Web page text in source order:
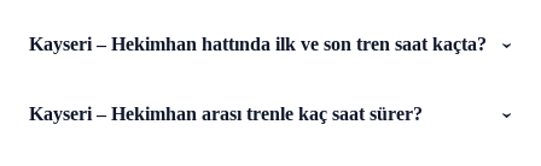
Kayseri – Hekimhan hattında ilk ve son tren saat kaçta?
Kayseri – Hekimhan arası trenle kaç saat sürer?